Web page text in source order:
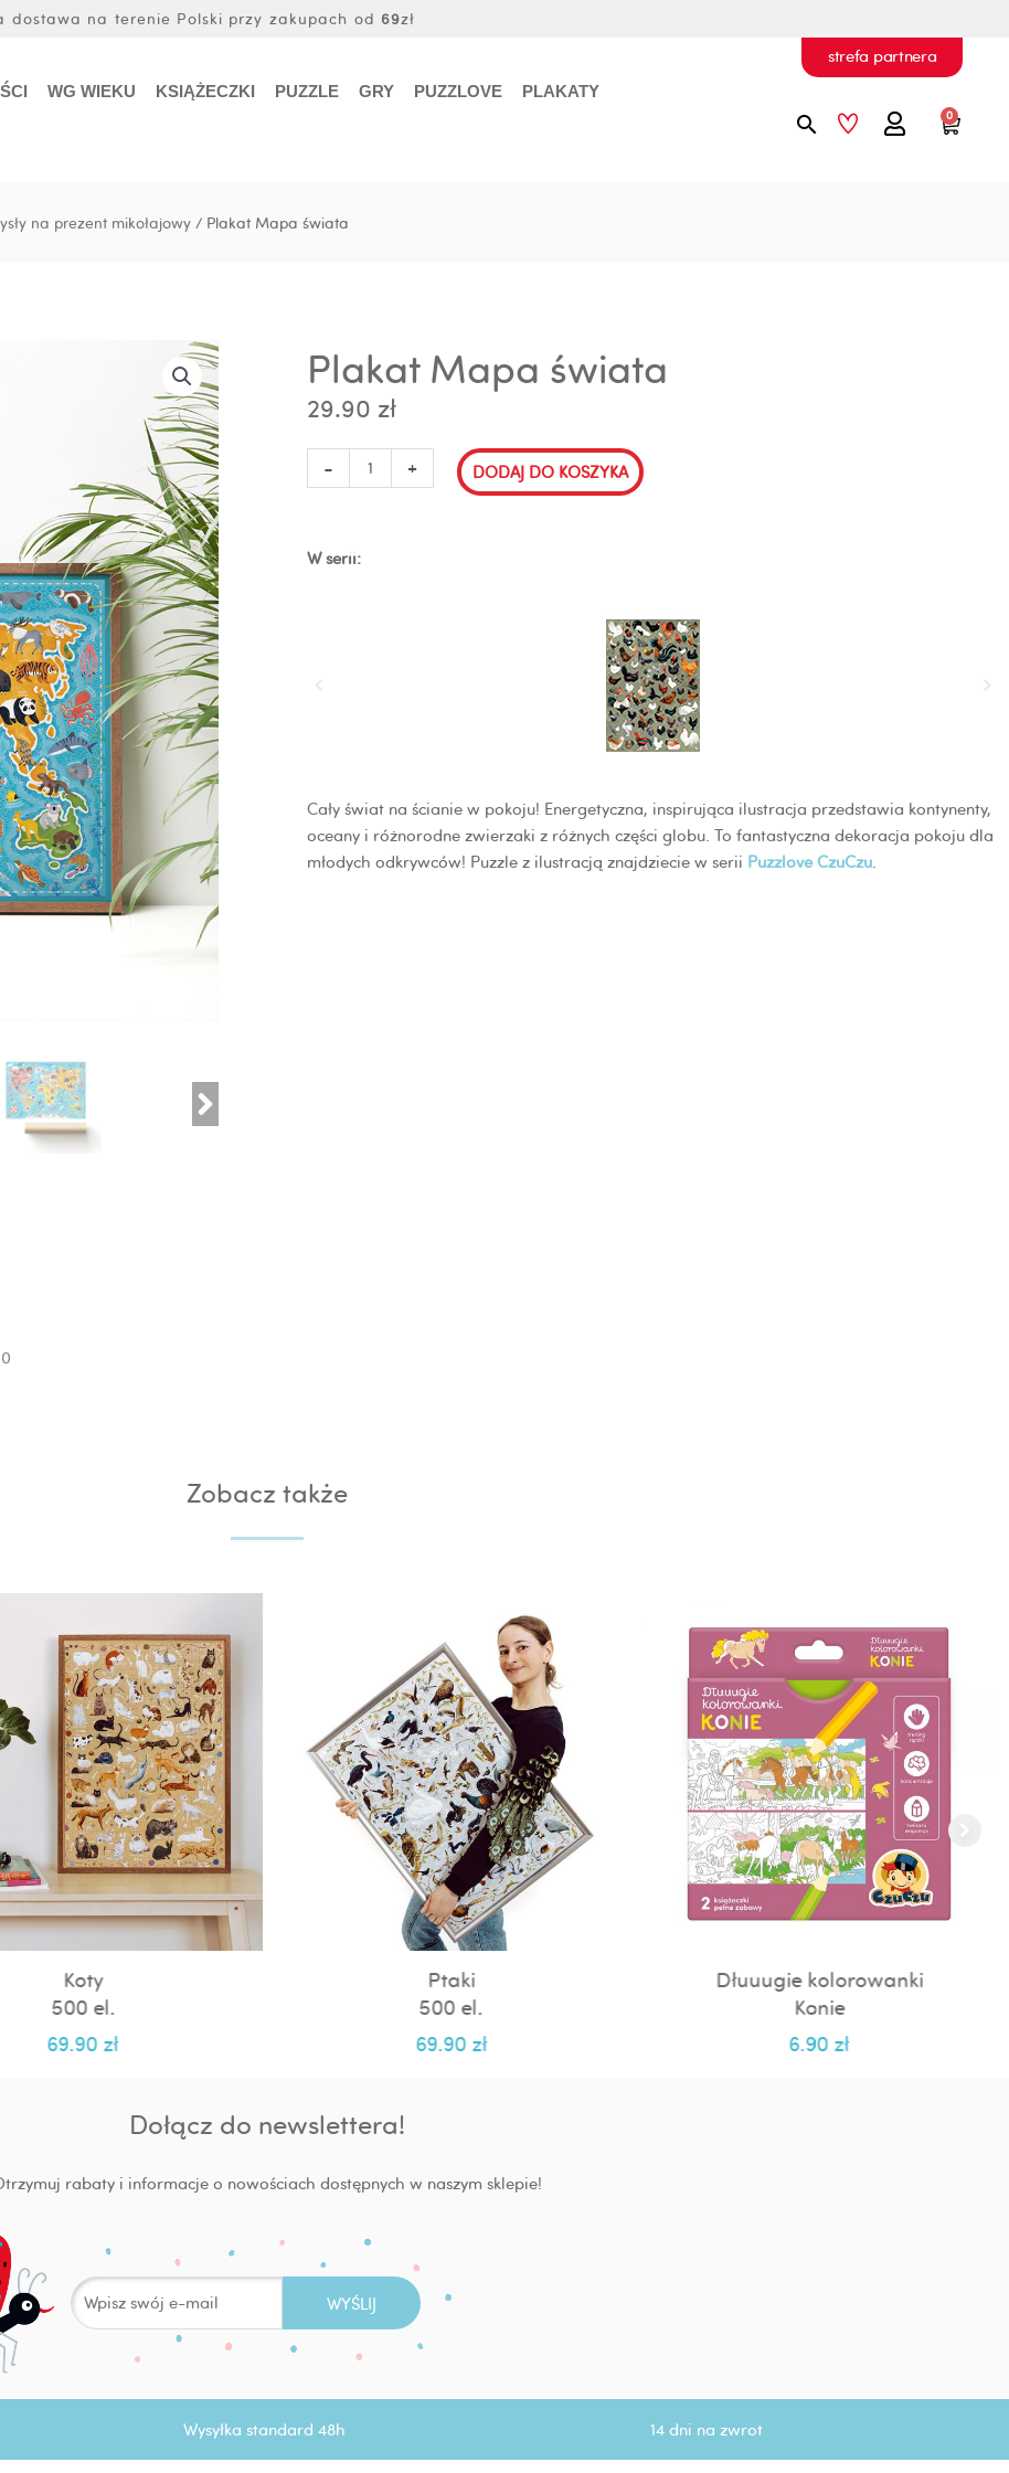
dostawa na terenie Polski przy zakupach od 69zł
WG WIEKU KSIĄŻECZKI PUZZLE GRY PUZZLOVE PLAKATY
strefa partnera
Szukaj 0
na prezent mikołajowy / Plakat Mapa świata
Plakat Mapa świata
29.90 zł
-
Plakat
+ DODAJ DO KOSZYKA
W serii:
Cały świat na ścianie w pokoju! Energetyczna, inspirująca ilustracja przedstawia kontynenty,
oceany i różnorodne zwierzaki z różnych części globu. To fantastyczna dekoracja pokoju dla
młodych odkrywców! Puzzle z ilustracją znajdziecie w serii Puzzlove CzuCzu.
Zobacz także
Koty
500 el.
69.90 zł
Ptaki
500 el.
69.90 zł
Dłuuugie kolorowanki
Konie
6.90 zł
Dołącz do newslettera!
rabaty i informacje o nowościach dostępnych w naszym sklepie!
Wysyłka standard 48h 14 dni na zwrot